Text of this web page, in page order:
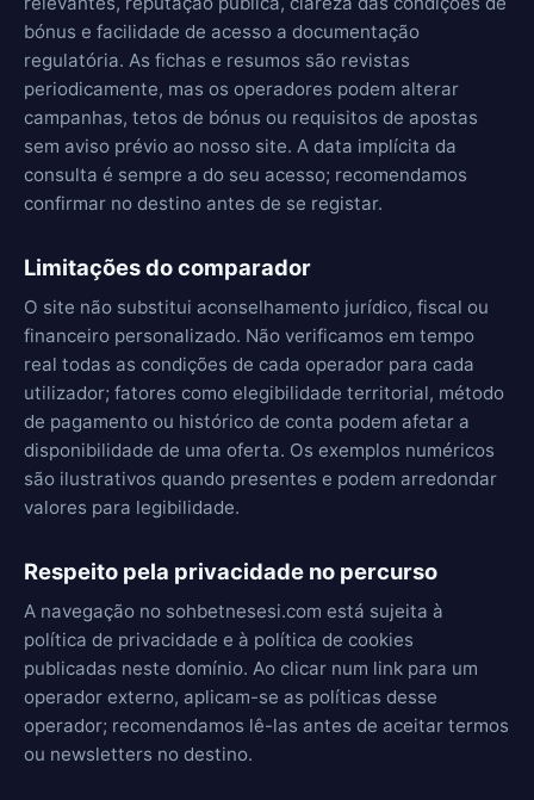
bónus e facilidade de acesso a documentação
regulatória. As fichas e resumos são revistas
periodicamente, mas os operadores podem alterar
campanhas, tetos de bónus ou requisitos de apostas
sem aviso prévio ao nosso site. A data implícita da
consulta é sempre a do seu acesso; recomendamos
confirmar no destino antes de se registar.
Limitações do comparador
O site não substitui aconselhamento jurídico, fiscal ou
financeiro personalizado. Não verificamos em tempo
real todas as condições de cada operador para cada
utilizador; fatores como elegibilidade territorial, método
de pagamento ou histórico de conta podem afetar a
disponibilidade de uma oferta. Os exemplos numéricos
são ilustrativos quando presentes e podem arredondar
valores para legibilidade.
Respeito pela privacidade no percurso
A navegação no sohbetnesesi.com está sujeita à
política de privacidade e à política de cookies
publicadas neste domínio. Ao clicar num link para um
operador externo, aplicam-se as políticas desse
operador; recomendamos lê-las antes de aceitar termos
ou newsletters no destino.